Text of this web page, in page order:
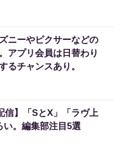
ニーやピクサーなどの
アプリ会員は日替わり
るチャンスあり。
信】「SとX」「ラヴ上
。編集部注目5選